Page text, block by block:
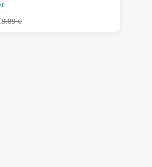
9.89€